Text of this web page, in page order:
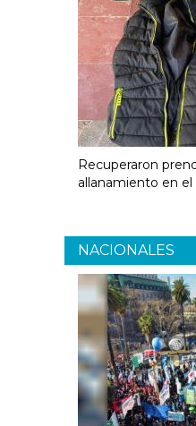
Recuperaron
allanamiento en
NACIONALES